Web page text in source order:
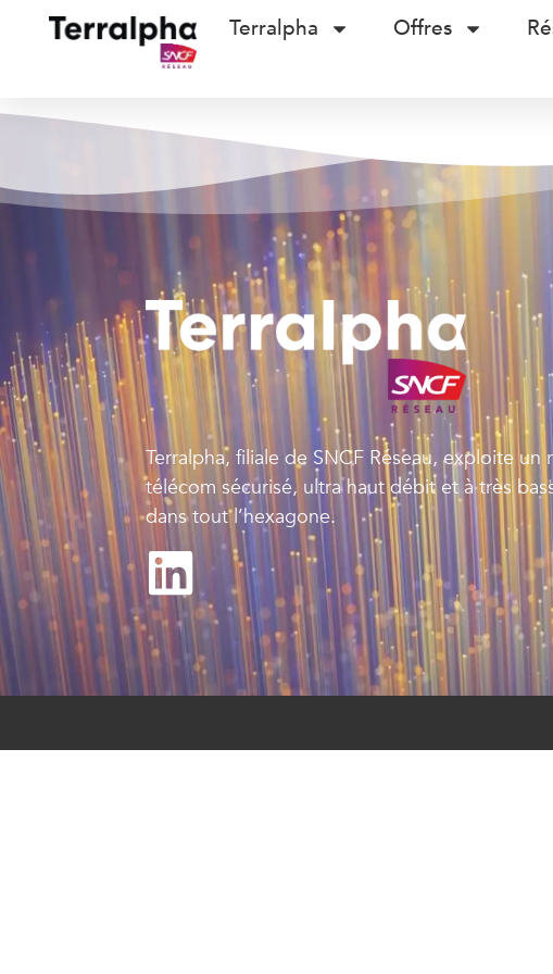
Terralpha Offres
Terralpha, filiale de SNCF Réseau, exploite un
télécom sécurisé, ultra haut débit et à très
dans tout l’hexagone.